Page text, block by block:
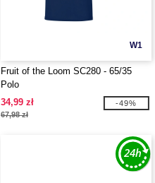
W1
Fruit of the Loom SC280 - 65/35
Polo
34,99 zł
67,98 zł
-49%